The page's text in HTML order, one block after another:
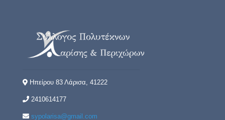
Ηπείρου 83 Λάρισα, 41222
2410614177
sypolarisa@gmail.com